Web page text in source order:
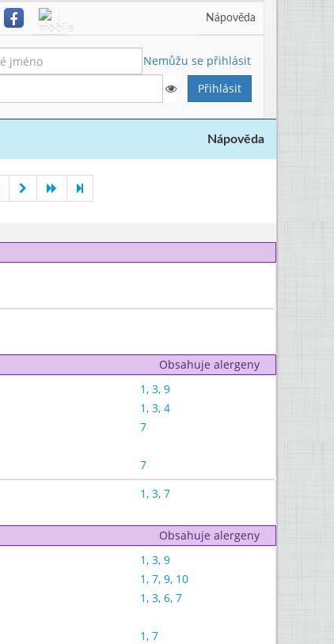
Nápověda
Nemůžu se přihlásit
Nápověda
Obsahuje alergeny
1, 3, 9
1, 3, 4
7
7
1, 3, 7
Obsahuje alergeny
1, 3, 9
1, 7, 9, 10
1, 3, 6, 7
1, 7